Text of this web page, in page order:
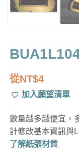
從NT$4
加入願望清單
數量越多越便宜，
計修改基本資訊與
了解紙張材質